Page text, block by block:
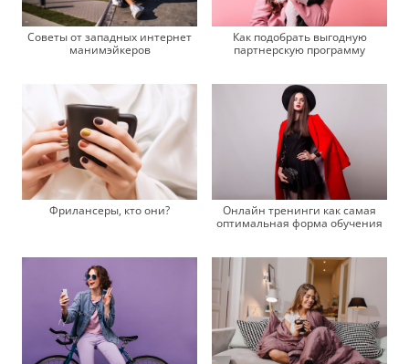
Советы от западных интернет
манимэйкеров
Как подобрать выгодную
партнерскую программу
Фрилансеры, кто они?
Онлайн тренинги как самая
оптимальная форма обучения